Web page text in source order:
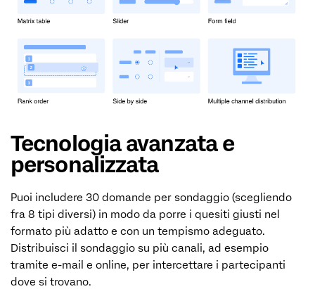
Tecnologia avanzata e
personalizzata
Puoi includere 30 domande per sondaggio (scegliendo
fra 8 tipi diversi) in modo da porre i quesiti giusti nel
formato più adatto e con un tempismo adeguato.
Distribuisci il sondaggio su più canali, ad esempio
tramite e-mail e online, per intercettare i partecipanti
dove si trovano.